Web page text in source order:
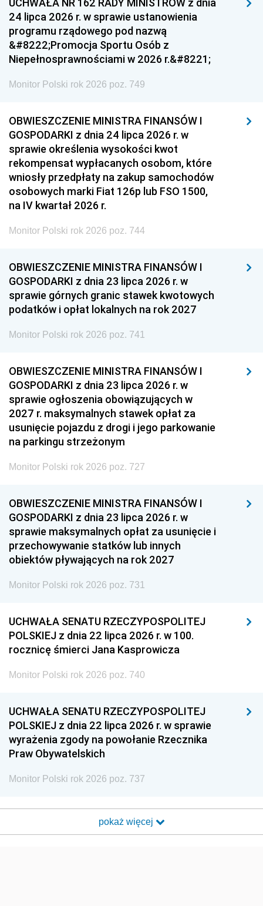
24 lipca 2026 r. w sprawie ustanowienia
programu rządowego pod nazwą
&#8222;Promocja Sportu Osób z
Niepełnosprawnościami w 2026 r.&#8221;
Monitor Polski rok 2026 poz. 749
OBWIESZCZENIE MINISTRA FINANSÓW I
GOSPODARKI z dnia 24 lipca 2026 r. w
sprawie określenia wysokości kwot
rekompensat wypłacanych osobom, które
wniosły przedpłaty na zakup samochodów
osobowych marki Fiat 126p lub FSO 1500,
na IV kwartał 2026 r.
Monitor Polski rok 2026 poz. 744
OBWIESZCZENIE MINISTRA FINANSÓW I
GOSPODARKI z dnia 23 lipca 2026 r. w
sprawie górnych granic stawek kwotowych
podatków i opłat lokalnych na rok 2027
Monitor Polski rok 2026 poz. 741
OBWIESZCZENIE MINISTRA FINANSÓW I
GOSPODARKI z dnia 23 lipca 2026 r. w
sprawie ogłoszenia obowiązujących w
2027 r. maksymalnych stawek opłat za
usunięcie pojazdu z drogi i jego parkowanie
na parkingu strzeżonym
Monitor Polski rok 2026 poz. 727
OBWIESZCZENIE MINISTRA FINANSÓW I
GOSPODARKI z dnia 23 lipca 2026 r. w
sprawie maksymalnych opłat za usunięcie i
przechowywanie statków lub innych
obiektów pływających na rok 2027
Monitor Polski rok 2026 poz. 731
UCHWAŁA SENATU RZECZYPOSPOLITEJ
POLSKIEJ z dnia 22 lipca 2026 r. w 100.
rocznicę śmierci Jana Kasprowicza
Monitor Polski rok 2026 poz. 740
UCHWAŁA SENATU RZECZYPOSPOLITEJ
POLSKIEJ z dnia 22 lipca 2026 r. w sprawie
wyrażenia zgody na powołanie Rzecznika
Praw Obywatelskich
Monitor Polski rok 2026 poz. 737
pokaż więcej